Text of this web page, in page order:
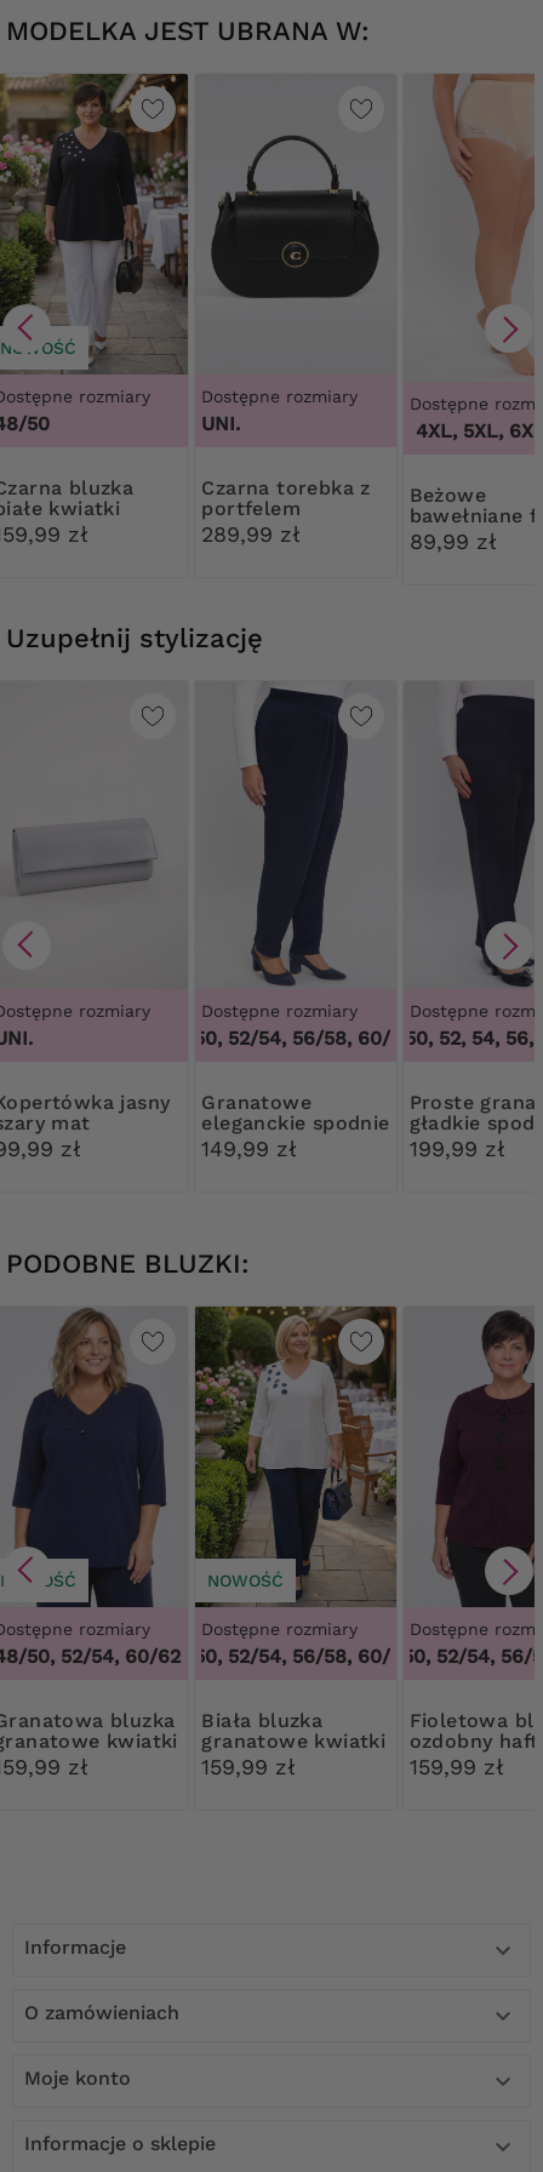
MODELKA JEST UBRANA W:
NOWOŚĆ
rozmiary
50
kwiatki
zł
Dostępne rozmiary
UNI.
Czarna torebka z
portfelem
289,99 zł
Dostępne
3XL, 4XL, 5XL,
Beżowe
bawełniane
modelujące z
koronką
89,99 zł
Uzupełnij stylizację
rozmiary
jasny
mat
zł
Dostępne rozmiary
48/50, 52/54, 56/58, 60/62 ,48/50, 52/
Granatowe
eleganckie spodnie
z karczkiem
149,99 zł
Dostępne
48, 50, 52, 54, 56,
Proste granatowe
gładkie
199,99 zł
PODOBNE BLUZKI:
NOWOŚĆ
rozmiary
50, 52/54, 60/62
kwiatki
zł
NOWOŚĆ
Dostępne rozmiary
48/50, 52/54, 56/58, 60/62 ,48/50, 52/
Biała bluzka
granatowe kwiatki
159,99 zł
Dostępne
48/50, 52/54, 56/
Fioletowa bluzka
ozdobny haft
159,99 zł
Informacje 
O zamówieniach 
Moje konto 
Informacje o sklepie 